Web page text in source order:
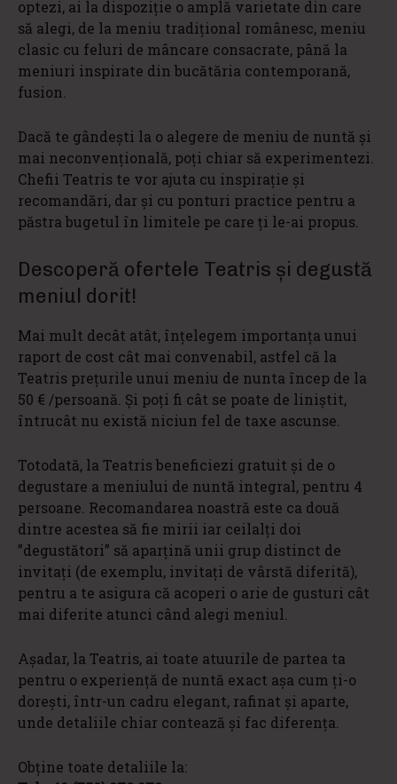
optezi, ai la dispoziție o amplă varietate din care
să alegi, de la meniu tradițional românesc, meniu
clasic cu feluri de mâncare consacrate, până la
meniuri inspirate din bucătăria contemporană,
fusion.
Dacă te gândești la o alegere de meniu de nuntă și
mai neconvențională, poți chiar să experimentezi.
Chefii Teatris te vor ajuta cu inspirație și
recomandări, dar și cu ponturi practice pentru a
păstra bugetul în limitele pe care ți le-ai propus.
Descoperă ofertele Teatris și degustă
meniul dorit!
Mai mult decât atât, înțelegem importanța unui
raport de cost cât mai convenabil, astfel că la
Teatris prețurile unui meniu de nunta încep de la
50 € /persoană. Și poți fi cât se poate de liniștit,
întrucât nu există niciun fel de taxe ascunse.
Totodată, la Teatris beneficiezi gratuit și de o
degustare a meniului de nuntă integral, pentru 4
persoane. Recomandarea noastră este ca două
dintre acestea să fie mirii iar ceilalți doi
”degustători” să aparțină unii grup distinct de
invitați (de exemplu, invitați de vârstă diferită),
pentru a te asigura că acoperi o arie de gusturi cât
mai diferite atunci când alegi meniul.
Așadar, la Teatris, ai toate atuurile de partea ta
pentru o experiență de nuntă exact așa cum ți-o
dorești, într-un cadru elegant, rafinat și aparte,
unde detaliile chiar contează și fac diferența.
Obține toate detaliile la: